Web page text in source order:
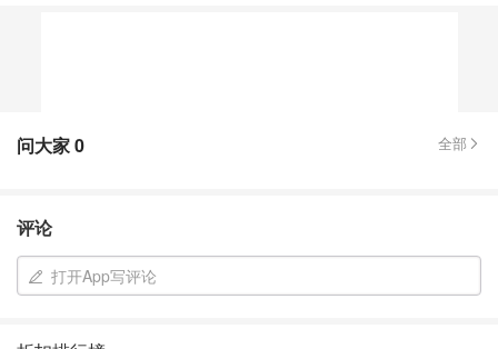
问大家0 全部
评论
打开App写评论